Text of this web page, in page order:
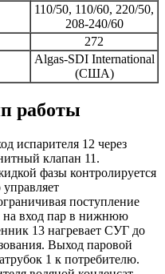
110/50, 110/60, 220/50,
208-240/60
272
Algas-SDI International
(США)
работы
испарителя 12 через
клапан 11.
фазы контролируется
поступление
вход пар в нижнюю
13 нагревает СУГ до
Выход паровой
1 к потребителю.